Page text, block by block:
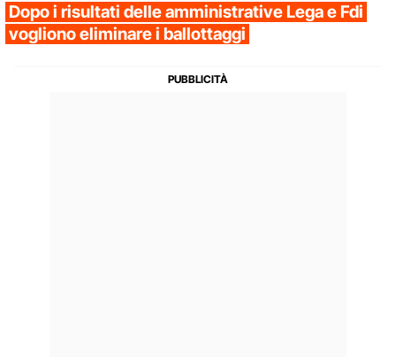
Dopo i risultati delle amministrative Lega e Fdi
vogliono eliminare i ballottaggi